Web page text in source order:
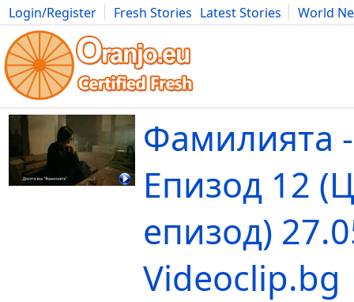
Login/Register Fresh Stories Latest Stories
World
Movies Anime Music Art Cars Advice Science
Фамилията
Епизод 12
епизод)
Videoclip.bg